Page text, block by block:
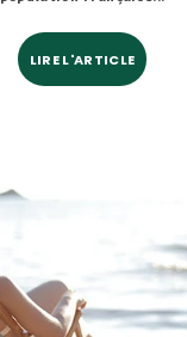
LIRE L'ARTICLE